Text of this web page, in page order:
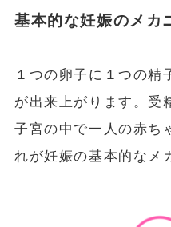
基本的な妊娠のメカ
１つの卵子に１つの精
が出来上がります。受
子宮の中で一人の赤ち
れが妊娠の基本的なメ